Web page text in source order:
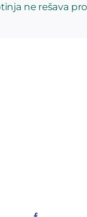
ne rešava